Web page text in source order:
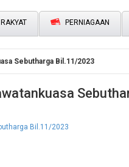
RAKYAT PERNIAGAAN
Sebutharga Bil.11/2023
Bil.11/2023